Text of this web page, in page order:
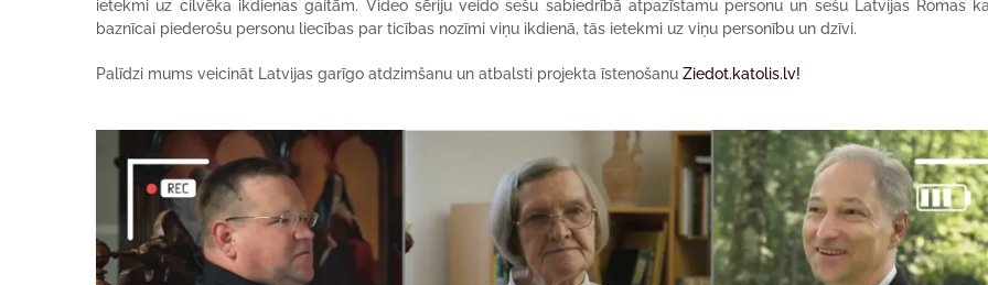
ietekmi uz cilvēka ikdienas gaitām. Video sēriju veido sešu sabiedrībā atpazīstamu personu un sešu Latvijas Romas
baznīcai piederošu personu liecības par ticības nozīmi viņu ikdienā, tās ietekmi uz viņu personību un dzīvi.
Palīdzi mums veicināt Latvijas garīgo atdzimšanu un atbalsti projekta īstenošanuZiedot.katolis.lv!